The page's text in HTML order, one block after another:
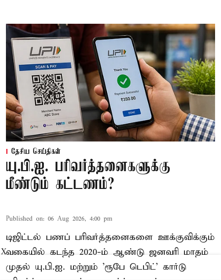
தேசிய செய்திகள்
யு.பி.ஐ. பரிவர்த்தனைகளுக்கு
மீண்டும் கட்டணம்?
Published on: 06 Aug 2026, 4:00 pm
டிஜிட்டல் பணப் பரிவர்த்தனைகளை ஊக்குவிக்கும்
வகையில் கடந்த 2020-ம் ஆண்டு ஜனவரி மாதம்
முதல் யு.பி.ஐ. மற்றும் 'ரூபே டெபிட்' கார்டு
X